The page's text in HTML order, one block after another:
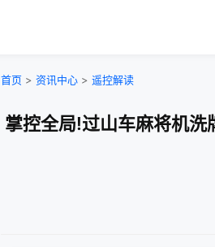
首页 > 资讯中心 > 遥控解读
掌控全局!过山车麻将机